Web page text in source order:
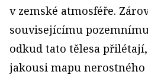
v zemské atmosféře.
souvisejícímu
odkud tato tělesa
jakousi mapu